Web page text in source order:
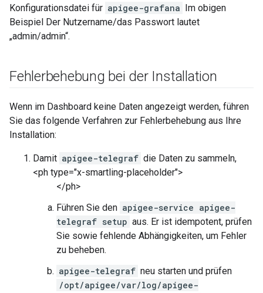
Konfigurationsdatei für apigee-grafana Im obigen
Beispiel Der Nutzername/das Passwort lautet
„admin/admin“.
Fehlerbehebung bei der Installation
Wenn im Dashboard keine Daten angezeigt werden, führen
Sie das folgende Verfahren zur Fehlerbehebung aus Ihre
Installation:
Damit apigee-telegraf die Daten zu sammeln,
<ph type="x-smartling-placeholder">
</ph>
Führen Sie den apigee-service apigee-
telegraf setup aus. Er ist idempotent, prüfen
Sie sowie fehlende Abhängigkeiten, um Fehler
zu beheben.
apigee-telegraf neu starten und prüfen
/opt/apigee/var/log/apigee-